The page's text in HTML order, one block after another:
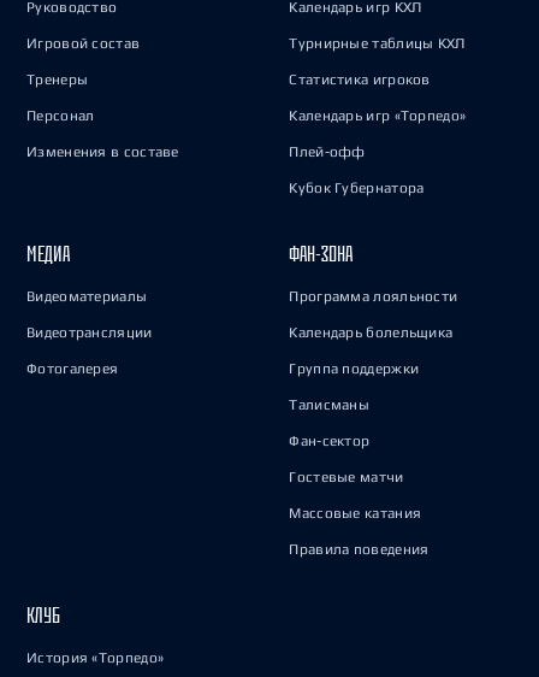
Руководство
Игровой состав
Тренеры
Персонал
Изменения в составе
Календарь игр КХЛ
Турнирные таблицы КХЛ
Статистика игроков
Календарь игр «Торпедо»
Плей-офф
Кубок Губернатора
МЕДИА
Видеоматериалы
Видеотрансляции
Фотогалерея
ФАН-ЗОНА
Программа лояльности
Календарь болельщика
Группа поддержки
Талисманы
Фан-сектор
Гостевые матчи
Массовые катания
Правила поведения
КЛУБ
История «Торпедо»